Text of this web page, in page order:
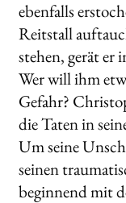
ebenfalls
Reitstall
stehen, gerät er
Wer will ihm
Gefahr?
die Taten in
Um seine
seinen
beginnend mit